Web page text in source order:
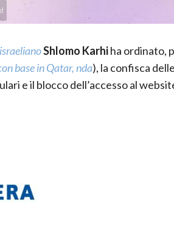
Shlomo Karhiha ordinato,
base in Qatar, nda), la confisca
e il blocco dell’accesso al